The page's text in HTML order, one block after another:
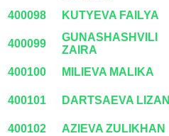
400098 KUTYEVA FAILYA
400099
GUNASHASHVILI
ZAIRA
400100 MILIEVA MALIKA
400101 DARTSAEVA LIZAN
400102 AZIEVA ZULIKHAN